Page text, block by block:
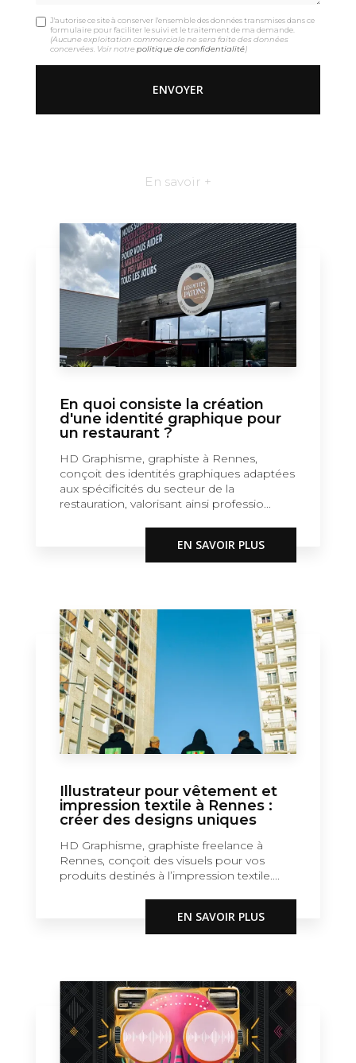
J'autorise ce site à conserver l'ensemble des données transmises dans ce
formulaire pour faciliter le suivi et le traitement de ma demande.
(Aucune exploitation commerciale ne sera faite des données
concervées. Voir notrepolitique de confidentialité)
En savoir +
En quoi consiste la création
d'une identité graphique pour
un restaurant ?
HD Graphisme, graphiste à Rennes,
conçoit des identités graphiques adaptées
aux spécificités du secteur de la
restauration, valorisant ainsi professio...
EN SAVOIR PLUS
Illustrateur pour vêtement et
impression textile à Rennes :
créer des designs uniques
HD Graphisme, graphiste freelance à
Rennes, conçoit des visuels pour vos
produits destinés à l’impression textile....
EN SAVOIR PLUS